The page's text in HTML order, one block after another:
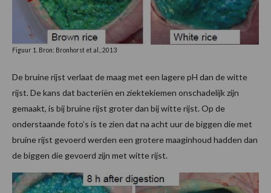
Figuur 1. Bron: Bronhorst et al., 2013
De bruine rijst verlaat de maag met een lagere pH dan de witte
rijst. De kans dat bacteriën en ziektekiemen onschadelijk zijn
gemaakt, is bij bruine rijst groter dan bij witte rijst. Op de
onderstaande foto’s is te zien dat na acht uur de biggen die met
bruine rijst gevoerd werden een grotere maaginhoud hadden dan
de biggen die gevoerd zijn met witte rijst.